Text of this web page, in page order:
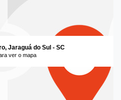
Jaraguá do Sul - SC
ver o mapa